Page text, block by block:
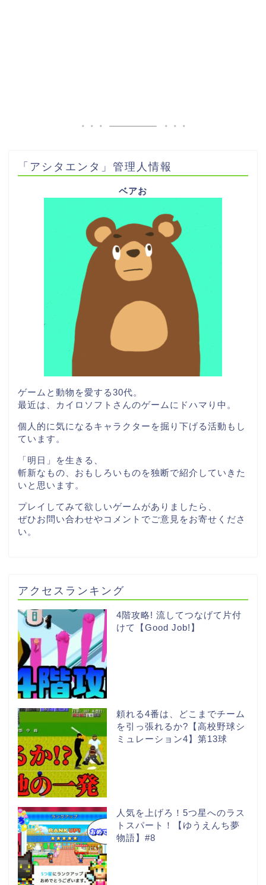
「アシタエンタ」管理人情報
ベアお
ゲームと動物を愛する30代。
最近は、カイロソフトさんのゲームにドハマり中。
個人的に気になるキャラクターを掘り下げる活動もし
ています。
「明日」を生きる、
斬新なもの、おもしろいものを独断で紹介していきた
いと思います。
プレイしてみて欲しいゲームがありましたら、
ぜひお問い合わせやコメントでご意見をお寄せくださ
い。
アクセスランキング
4階攻略! 流してつなげて片付
けて【Good Job!】
頼れる4番は、どこまでチーム
を引っ張れるか?【高校野球シ
ミュレーション4】第13球
人気を上げろ！5つ星へのラス
トスパート！【ゆうえんち夢
物語】#8